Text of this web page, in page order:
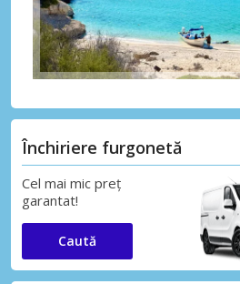
Închiriere furgonetă
Cel mai mic preț
garantat!
Caută